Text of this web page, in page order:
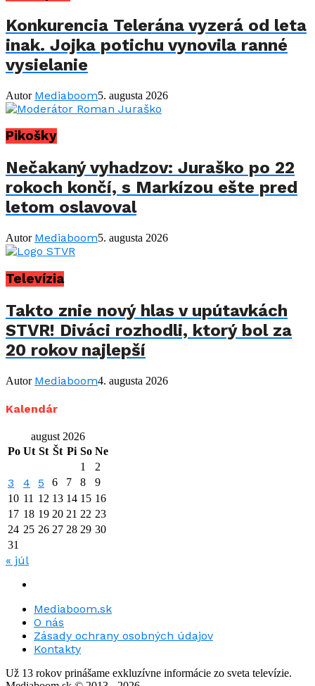
Konkurencia Telerána vyzerá od leta
inak. Jojka potichu vynovila ranné
vysielanie
Autor Mediaboom5. augusta 2026
Pikošky
Nečakaný vyhadzov: Juraško po 22
rokoch končí, s Markízou ešte pred
letom oslavoval
Autor Mediaboom5. augusta 2026
Televízia
Takto znie nový hlas v upútavkách
STVR! Diváci rozhodli, ktorý bol za
20 rokov najlepší
Autor Mediaboom4. augusta 2026
Kalendár
august 2026
Po Ut St Št Pi So Ne
1
2
3 4 5 6 7 8
9
10 11 12 13 14 15 16
17 18 19 20 21 22 23
24 25 26 27 28 29 30
31
« júl
Mediaboom.sk
O nás
Zásady ochrany osobných údajov
Kontakty
Už 13 rokov prinášame exkluzívne informácie zo sveta televízie.